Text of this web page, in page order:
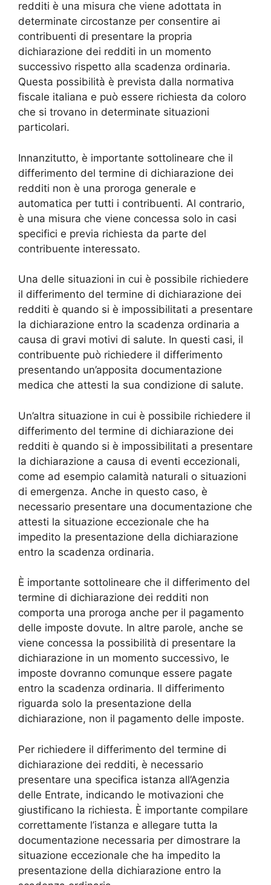
redditi è una misura che viene adottata in
determinate circostanze per consentire ai
contribuenti di presentare la propria
dichiarazione dei redditi in un momento
successivo rispetto alla scadenza ordinaria.
Questa possibilità è prevista dalla normativa
fiscale italiana e può essere richiesta da coloro
che si trovano in determinate situazioni
particolari.
Innanzitutto, è importante sottolineare che il
differimento del termine di dichiarazione dei
redditi non è una proroga generale e
automatica per tutti i contribuenti. Al contrario,
è una misura che viene concessa solo in casi
specifici e previa richiesta da parte del
contribuente interessato.
Una delle situazioni in cui è possibile richiedere
il differimento del termine di dichiarazione dei
redditi è quando si è impossibilitati a presentare
la dichiarazione entro la scadenza ordinaria a
causa di gravi motivi di salute. In questi casi, il
contribuente può richiedere il differimento
presentando un’apposita documentazione
medica che attesti la sua condizione di salute.
Un’altra situazione in cui è possibile richiedere il
differimento del termine di dichiarazione dei
redditi è quando si è impossibilitati a presentare
la dichiarazione a causa di eventi eccezionali,
come ad esempio calamità naturali o situazioni
di emergenza. Anche in questo caso, è
necessario presentare una documentazione che
attesti la situazione eccezionale che ha
impedito la presentazione della dichiarazione
entro la scadenza ordinaria.
È importante sottolineare che il differimento del
termine di dichiarazione dei redditi non
comporta una proroga anche per il pagamento
delle imposte dovute. In altre parole, anche se
viene concessa la possibilità di presentare la
dichiarazione in un momento successivo, le
imposte dovranno comunque essere pagate
entro la scadenza ordinaria. Il differimento
riguarda solo la presentazione della
dichiarazione, non il pagamento delle imposte.
Per richiedere il differimento del termine di
dichiarazione dei redditi, è necessario
presentare una specifica istanza all’Agenzia
delle Entrate, indicando le motivazioni che
giustificano la richiesta. È importante compilare
correttamente l’istanza e allegare tutta la
documentazione necessaria per dimostrare la
situazione eccezionale che ha impedito la
presentazione della dichiarazione entro la